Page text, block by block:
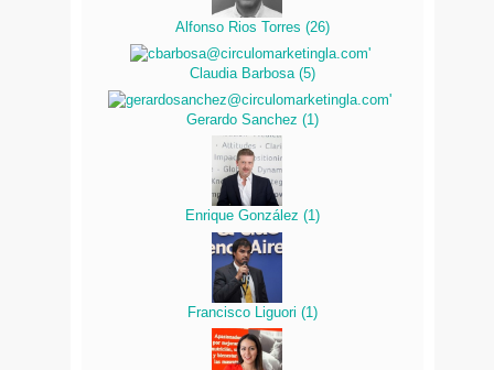
Alfonso Rios Torres (26)
Claudia Barbosa (5)
Gerardo Sanchez (1)
Enrique González (1)
Francisco Liguori (1)